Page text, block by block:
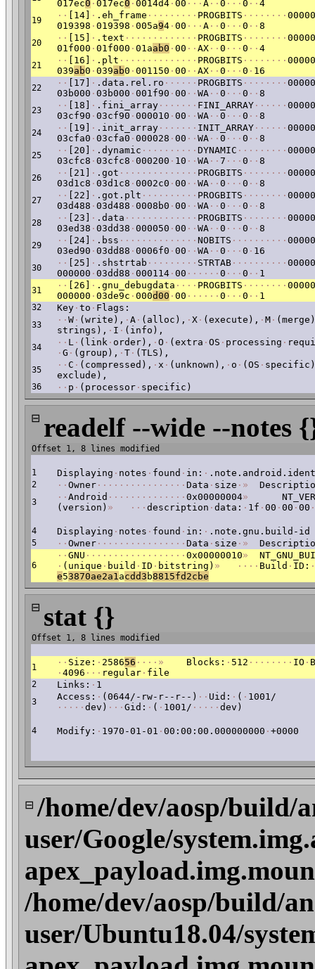
017ec0 · 017ec0 · 0014d4 · 00 · · · A · · 0 · · · 0 · · 4
19 · · [14] · .eh_frame · · · · · · · · · PROGBITS · · · · · · · ·
019398 · 019398 · 005a94 · 00 · · · A · · 0 · · · 0 · · 8
20 · · [15] · .text · · · · · · · · · · · · · PROGBITS · · · · · · · ·
01f000 · 01f000 · 01aab0 · 00 · · AX · · 0 · · · 0 · · 4
21 · · [16] · .plt · · · · · · · · · · · · · · PROGBITS · · · · · · · ·
039ab0 · 039ab0 · 001150 · 00 · · AX · · 0 · · · 0 · 16
22 · · [17] · .data.rel.ro · · · · · · PROGBITS · · · · · · · ·
03b000 · 03b000 · 001f90 · 00 · · WA · · 0 · · · 0 · · 8
23 · · [18] · .fini_array · · · · · · · FINI_ARRAY · · · · · ·
03cf90 · 03cf90 · 000010 · 00 · · WA · · 0 · · · 0 · · 8
24 · · [19] · .init_array · · · · · · · INIT_ARRAY · · · · · ·
03cfa0 · 03cfa0 · 000028 · 00 · · WA · · 0 · · · 0 · · 8
25 · · [20] · .dynamic · · · · · · · · · · DYNAMIC · · · · · · · · ·
03cfc8 · 03cfc8 · 000200 · 10 · · WA · · 7 · · · 0 · · 8
26 · · [21] · .got · · · · · · · · · · · · · · PROGBITS · · · · · · · ·
03d1c8 · 03d1c8 · 0002c0 · 00 · · WA · · 0 · · · 0 · · 8
27 · · [22] · .got.plt · · · · · · · · · · PROGBITS · · · · · · · ·
03d488 · 03d488 · 0008b0 · 00 · · WA · · 0 · · · 0 · · 8
28 · · [23] · .data · · · · · · · · · · · · · PROGBITS · · · · · · · ·
03ed38 · 03dd38 · 000050 · 00 · · WA · · 0 · · · 0 · · 8
29 · · [24] · .bss · · · · · · · · · · · · · · NOBITS · · · · · · · · · ·
03ed90 · 03dd88 · 0006f0 · 00 · · WA · · 0 · · · 0 · 16
30 · · [25] · .shstrtab · · · · · · · · · STRTAB · · · · · · · · · ·
000000 · 03dd88 · 000114 · 00 · · · · · · 0 · · · 0 · · 1
31 · · [26] · .gnu_debugdata · · · · PROGBITS · · · · · · · ·
000000 · 03de9c · 000d00 · 00 · · · · · · 0 · · · 0 · · 1
32 Key · to · Flags:
33 · · W · (write), · A · (alloc), · X · (execute), · M ·
strings), · I · (info),
34 · · L · (link · order), · O · (extra · OS · processing ·
· G · (group), · T · (TLS),
35 · · C · (compressed), · x · (unknown), · o · (OS ·
exclude),
36 · · p · (processor · specific)
⊟ readelf --wide --notes
Offset 1, 8 lines modified
1 Displaying · notes · found · in: · .note.android.ident
2 · · Owner · · · · · · · · · · · · · · · · Data · size · »
3 · · Android · · · · · · · · · · · · · · 0x00000004»
(version) » · · · description · data: · 1f · 00 · 00 · 00 ·
4 Displaying · notes · found · in: · .note.gnu.build-id
5 · · Owner · · · · · · · · · · · · · · · · Data · size · »
6
· · GNU · · · · · · · · · · · · · · · · · · 0x00000010»
· (unique · build · ID · bitstring) » · · · · Build · ID: ·
e53870ae2a1acdd3 b8815fd2cbe
⊟ stat {}
Offset 1, 8 lines modified
1 · · Size: · 258656 · · · · » Blocks: · 512 · · · · · · · · IO ·
· 4096 · · · regular · file
2 Links: · 1
3 Access: · (0644/-rw-r--r--) · · Uid: · ( · 1001/
· · · · · dev) · · · Gid: · ( · 1001/ · · · · · dev)
4 Modify: · 1970-01-01 · 00:00:00.000000000 · +0000
⊟ /home/dev/aosp/build/
user/Google/
/home/dev/aosp/build/
user/Ubuntu18.04/